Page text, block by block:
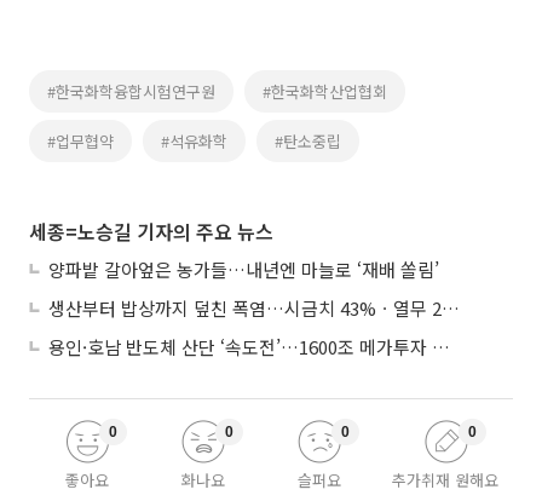
#한국화학융합시험연구원 #한국화학산업협회
#업무협약 #석유화학 #탄소중립
세종=노승길 기자의 주요 뉴스
양파밭 갈아엎은 농가들…내년엔 마늘로 ‘재배 쏠림’
생산부터 밥상까지 덮친 폭염…시금치 43%ㆍ열무 28% 급등
용인·호남 반도체 산단 ‘속도전’…1600조 메가투자 이행 총력
좋아요
0
화나요
0
슬퍼요
0
추가취재 원해요
0